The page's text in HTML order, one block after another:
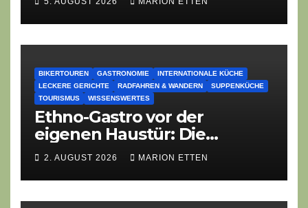
BIKERTOUREN GASTRONOMIE
INTERNATIONALE KÜCHE
LECKERE GERICHTE
RADFAHREN & WANDERN
SUPPENKÜCHE
TOURISMUS
WISSENSWERTES
Ethno-Gastro vor der
eigenen Haustür: Die
geheime kulinarische DNA
2. AUGUST 2026 MARION ETTEN